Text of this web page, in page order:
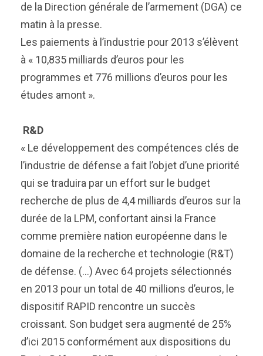
de la Direction générale de l’armement (DGA) ce
matin à la presse.
Les paiements à l’industrie pour 2013 s’élèvent
à « 10,835 milliards d’euros pour les
programmes et 776 millions d’euros pour les
études amont ».
R&D
« Le développement des compétences clés de
l’industrie de défense a fait l’objet d’une priorité
qui se traduira par un effort sur le budget
recherche de plus de 4,4 milliards d’euros sur la
durée de la LPM, confortant ainsi la France
comme première nation européenne dans le
domaine de la recherche et technologie (R&T)
de défense. (…) Avec 64 projets sélectionnés
en 2013 pour un total de 40 millions d’euros, le
dispositif RAPID rencontre un succès
croissant. Son budget sera augmenté de 25%
d’ici 2015 conformément aux dispositions du